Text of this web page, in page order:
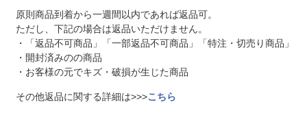
原則商品到着から一週間以内であれば返品可。
ただし、下記の場合は返品いただけません。
・「返品不可商品」「一部返品不可商品」「特注・切売り商品」
・開封済みのの商品
・お客様の元でキズ・破損が生じた商品
その他返品に関する詳細は>>>こちら